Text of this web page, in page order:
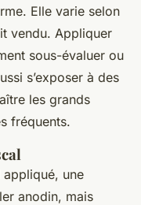
Elle varie selon
vendu. Appliquer
sous-évaluer ou
s’exposer à des
les grands
fréquents.
appliqué, une
anodin, mais